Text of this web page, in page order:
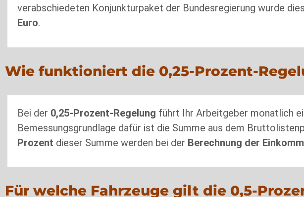
verabschiedeten Konjunkturpaket der Bundesregierung wurde
Euro.
Wie funktioniert die 0,25-Prozent-
Bei der 0,25-Prozent-Regelung führt Ihr Arbeitgeber monatlich
Bemessungsgrundlage dafür ist die Summe aus dem
Prozent dieser Summe werden bei der Berechnung der
Für welche Fahrzeuge gilt die 0,5-